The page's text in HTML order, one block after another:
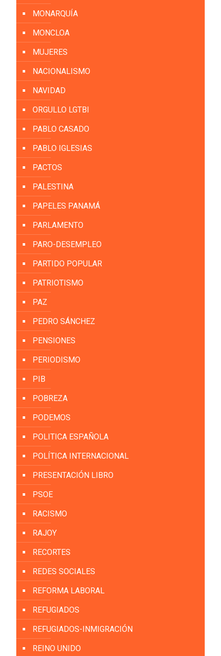
MONARQUÍA
MONCLOA
MUJERES
NACIONALISMO
NAVIDAD
ORGULLO LGTBI
PABLO CASADO
PABLO IGLESIAS
PACTOS
PALESTINA
PAPELES PANAMÁ
PARLAMENTO
PARO-DESEMPLEO
PARTIDO POPULAR
PATRIOTISMO
PAZ
PEDRO SÁNCHEZ
PENSIONES
PERIODISMO
PIB
POBREZA
PODEMOS
POLITICA ESPAÑOLA
POLÍTICA INTERNACIONAL
PRESENTACIÓN LIBRO
PSOE
RACISMO
RAJOY
RECORTES
REDES SOCIALES
REFORMA LABORAL
REFUGIADOS
REFUGIADOS-INMIGRACIÓN
REINO UNIDO